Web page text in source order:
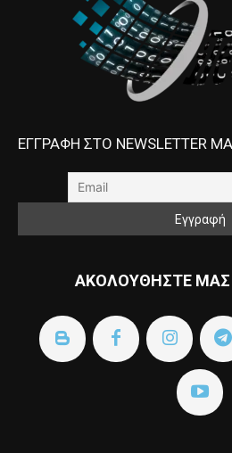
ΕΓΓΡΑΦΗ ΣΤΟ NEWSLETTER
ΑΚΟΛΟΥΘΗΣΤΕ ΜΑΣ